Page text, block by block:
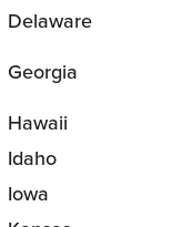
Delaware
Georgia
Hawaii
Idaho
Iowa